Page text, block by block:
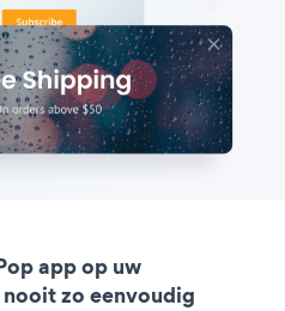
app op uw
zo eenvoudig